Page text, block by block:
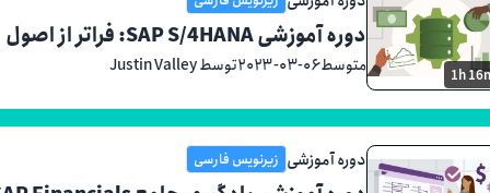
1h
دوره آموزشی SAP S/4HANA: فراتر از اصول
متوسط۲۰۲۳-۰۳-۰۶توسط Justin Valley
دوره آموزشی زیرنویس فارسی